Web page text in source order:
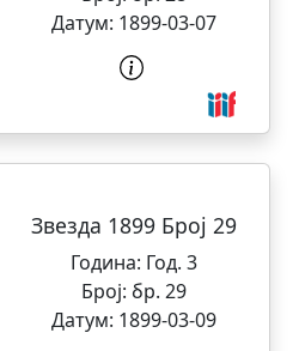
Датум: 1899-03-07
Звезда 1899 Број 29
Година: Год. 3
Број: бр. 29
Датум: 1899-03-09